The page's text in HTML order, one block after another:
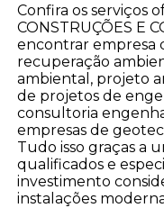
Confira os serviços
CONSTRUÇÕES E
encontrar empresa
recuperação
ambiental, projeto
de projetos de
consultoria
empresas de
Tudo isso graças a
qualificados e
investimento
instalações